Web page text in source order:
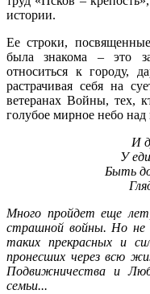
истории.
Ее строки,
была знакома – это
относиться к городу,
растрачивая себя на
ветеранах Войны, тех,
голубое мирное небо над
И
У
Быть
Много пройдет еще
страшной войны. Но не
таких прекрасных и
пронесших через всю
Подвижничества и
семьи...